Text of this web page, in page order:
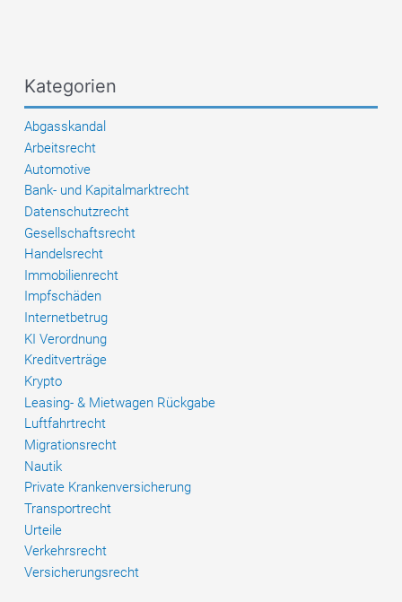
Kategorien
Abgasskandal
Arbeitsrecht
Automotive
Bank- und Kapitalmarktrecht
Datenschutzrecht
Gesellschaftsrecht
Handelsrecht
Immobilienrecht
Impfschäden
Internetbetrug
KI Verordnung
Kreditverträge
Krypto
Leasing- & Mietwagen Rückgabe
Luftfahrtrecht
Migrationsrecht
Nautik
Private Krankenversicherung
Transportrecht
Urteile
Verkehrsrecht
Versicherungsrecht